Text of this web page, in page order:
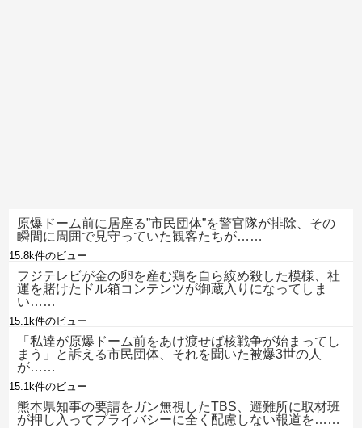
原爆ドーム前に居座る”市民団体”を警官隊が排除、その
瞬間に周囲で見守っていた観客たちが……
15.8k件のビュー
フジテレビが金の卵を産む鶏を自ら絞め殺した模様、社
運を賭けたドル箱コンテンツが御蔵入りになってしま
い……
15.1k件のビュー
「私達が原爆ドーム前をあけ渡せば核戦争が始まってし
まう」と訴える市民団体、それを聞いた被爆3世の人
が……
15.1k件のビュー
熊本県知事の要請をガン無視したTBS、避難所に取材班
が押し入ってプライバシーに全く配慮しない報道を……